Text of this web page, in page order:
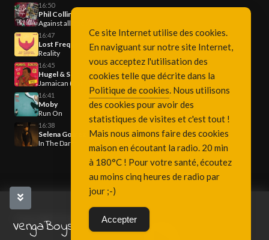
16:50
Phil Collins
Against all odds
16:47
Lost Frequencies & Janieck Devy
Reality
16:45
Hugel & Solto
Jamaican (Bam Bam)
16:41
Moby
Run On
16:38
Selena Gomez
In The Dark
VengaBoys
Copyright Fréquence 3, since 2001
Ce site Internet utilise des cookies.
En naviguant sur notre site Internet,
vous acceptez l'utilisation des
cookies telle que décrite dans la
Politique de cookies. Nous utilisons
des cookies pour avoir des
statistiques de visites et c'est tout !
Mais nous aimons faire des cookies
maison en écoutant la radio. 20 min
à 180°C ! Pour votre santé, écoutez
au moins cinq heures de radio par
jour ;-)
Accepter